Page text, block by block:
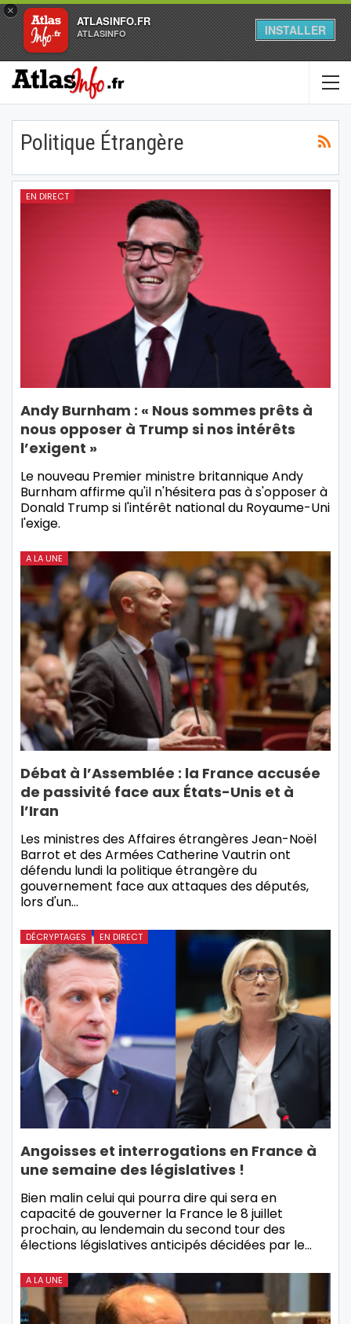
×
ATLASINFO.FR
ATLASINFO INSTALLER
Politique Étrangère
EN DIRECT
Andy Burnham : « Nous sommes prêts à
nous opposer à Trump si nos intérêts
l’exigent »
Le nouveau Premier ministre britannique Andy
Burnham affirme qu'il n'hésitera pas à s'opposer à
Donald Trump si l'intérêt national du Royaume-Uni
l'exige.
A LA UNE
Débat à l’Assemblée : la France accusée
de passivité face aux États-Unis et à
l’Iran
Les ministres des Affaires étrangères Jean-Noël
Barrot et des Armées Catherine Vautrin ont
défendu lundi la politique étrangère du
gouvernement face aux attaques des députés,
lors d'un…
DÉCRYPTAGES EN DIRECT
Angoisses et interrogations en France à
une semaine des législatives !
Bien malin celui qui pourra dire qui sera en
capacité de gouverner la France le 8 juillet
prochain, au lendemain du second tour des
élections législatives anticipés décidées par le…
A LA UNE